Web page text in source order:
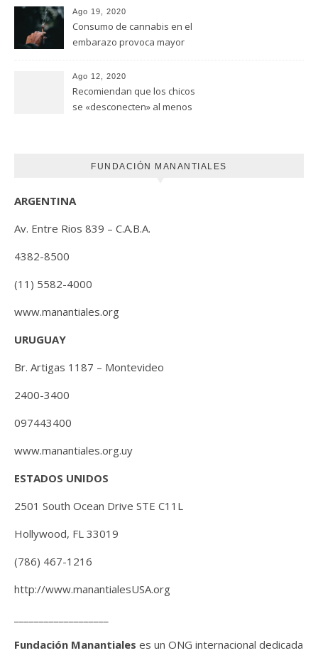
Universidad de Ottawa
Ago 19, 2020
Consumo de cannabis en el
embarazo provoca mayor
(FUNDACION MANANTIALES)
Ago 12, 2020
Recomiendan que los chicos
se «desconecten» al menos
FUNDACIÓN MANANTIALES
ARGENTINA
Av. Entre Rios 839 – C.A.B.A.
4382-8500
(11) 5582-4000
www.manantiales.org
URUGUAY
Br. Artigas 1187 – Montevideo
2400-3400
097443400
www.manantiales.org.uy
ESTADOS UNIDOS
2501 South Ocean Drive STE C11L
Hollywood, FL 33019
(786) 467-1216
http://www.manantialesUSA.org
Fundación Manantiales es un ONG internacional dedicada